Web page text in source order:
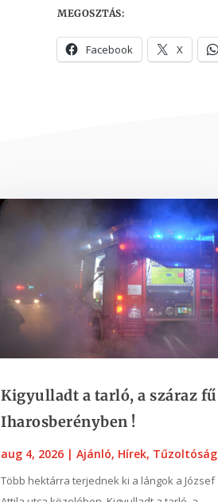
MEGOSZTÁS:
Facebook X
Kigyulladt a tarló, a száraz fű
Iharosberényben !
aug 4, 2026 | Ajánló, Hírek, Tűzoltóság
Több hektárra terjednek ki a lángok a József